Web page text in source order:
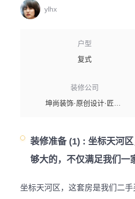
ylhx
户型
复式
装修公司
装修准备 (1) : 坐标天河
够大的，不仅满足我们一
坐标天河区，这套房是我们二